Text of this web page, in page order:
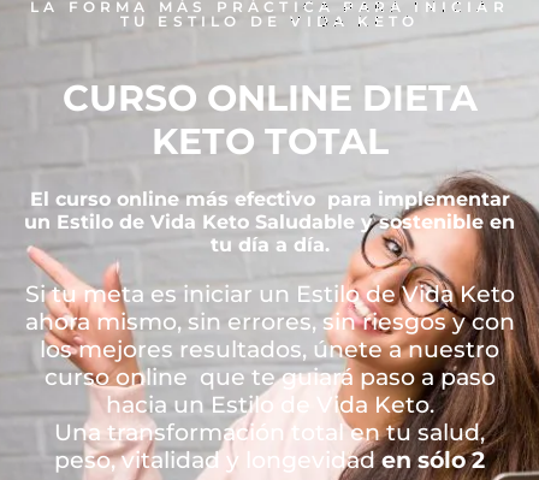
LA FORMA MÁS PRÁCTICA PARA INICIAR
TU ESTILO DE VIDA KETO
CURSO ONLINE DIETA
KETO TOTAL
El curso online más efectivo para implementar
un Estilo de Vida Keto Saludable y sostenible en
tu día a día.
Si tu meta es iniciar un Estilo de Vida Keto
ahora mismo, sin errores, sin riesgos y con
los mejores resultados, únete a nuestro
curso online que te guiará paso a paso
hacia un Estilo de Vida Keto.
Una transformación total en tu salud,
peso, vitalidad y longevidaden sólo 2